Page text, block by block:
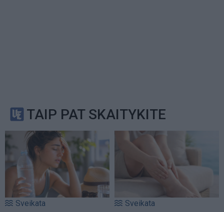
TAIP PAT SKAITYKITE
Sveikata Sveikata